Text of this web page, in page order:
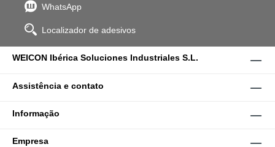
WhatsApp
Localizador de adesivos
WEICON Ibérica Soluciones Industriales S.L.
Assistência e contato
Informação
Empresa